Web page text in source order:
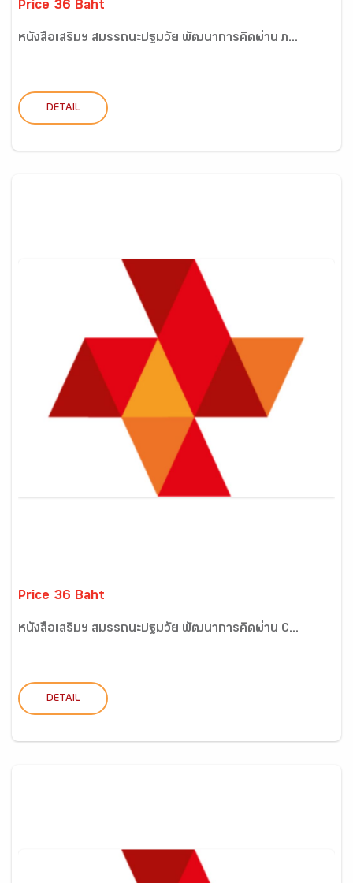
Price 36 Baht
หนังสือเสริมฯ สมรรถนะปฐมวัย พัฒนาการคิดผ่าน ภ...
DETAIL
Price 36 Baht
หนังสือเสริมฯ สมรรถนะปฐมวัย พัฒนาการคิดผ่าน C...
DETAIL